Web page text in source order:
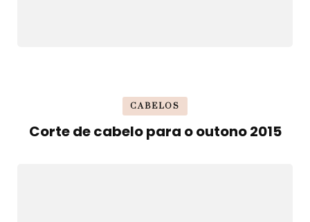
CABELOS
Corte de cabelo para o outono 2015